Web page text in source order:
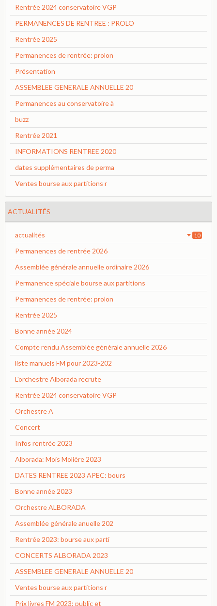
Rentrée 2024 conservatoire VGP
PERMANENCES DE RENTREE : PROLO
Rentrée 2025
Permanences de rentrée: prolon
Présentation
ASSEMBLEE GENERALE ANNUELLE 20
Permanences au conservatoire à
buzz
Rentrée 2021
INFORMATIONS RENTREE 2020
dates supplémentaires de perma
Ventes bourse aux partitions r
ACTUALITÉS
actualités 10
Permanences de rentrée 2026
Assemblée générale annuelle ordinaire 2026
Permanence spéciale bourse aux partitions
Permanences de rentrée: prolon
Rentrée 2025
Bonne année 2024
Compte rendu Assemblée générale annuelle 2026
liste manuels FM pour 2023-202
L'orchestre Alborada recrute
Rentrée 2024 conservatoire VGP
Orchestre A
Concert
Infos rentrée 2023
Alborada: Mois Molière 2023
DATES RENTREE 2023 APEC: bours
Bonne année 2023
Orchestre ALBORADA
Assemblée générale anuelle 202
Rentrée 2023: bourse aux parti
CONCERTS ALBORADA 2023
ASSEMBLEE GENERALE ANNUELLE 20
Ventes bourse aux partitions r
Prix livres FM 2023: public et